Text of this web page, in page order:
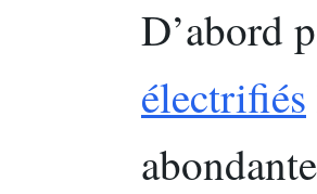
D’abord
électrifiés